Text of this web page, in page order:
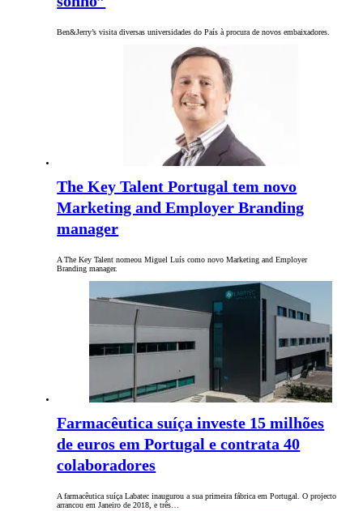
Ben&Jerry’s visita diversas universidades do País à procura de novos embaixadores.
The Key Talent Portugal tem novo
Marketing and Employer Branding
manager
A The Key Talent nomeou Miguel Luís como novo Marketing and Employer
Branding manager.
Farmacêutica suíça investe 15 milhões
de euros em Portugal e contrata 40
colaboradores
A farmacêutica suíça Labatec inaugurou a sua primeira fábrica em Portugal. O projecto
arrancou em Janeiro de 2018, e três…